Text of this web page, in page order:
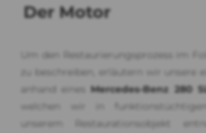
Der Motor
Um den Restaurierungsprozess im
zu beschreiben, erläutern wir unsere
anhand eines Mercedes-Benz 280
welchen wir in
unserem Restaurationsobjekt